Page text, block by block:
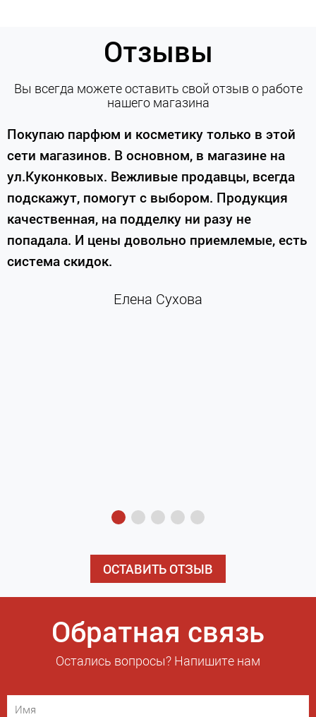
Отзывы
Вы всегда можете оставить свой отзыв о работе
нашего магазина
Покупаю парфюм и косметику только в этой
сети магазинов. В основном, в магазине на
ул.Куконковых. Вежливые продавцы, всегда
подскажут, помогут с выбором. Продукция
качественная, на подделку ни разу не
попадала. И цены довольно приемлемые, есть
система скидок.
Елена Сухова
ОСТАВИТЬ ОТЗЫВ
Обратная связь
Остались вопросы? Напишите нам